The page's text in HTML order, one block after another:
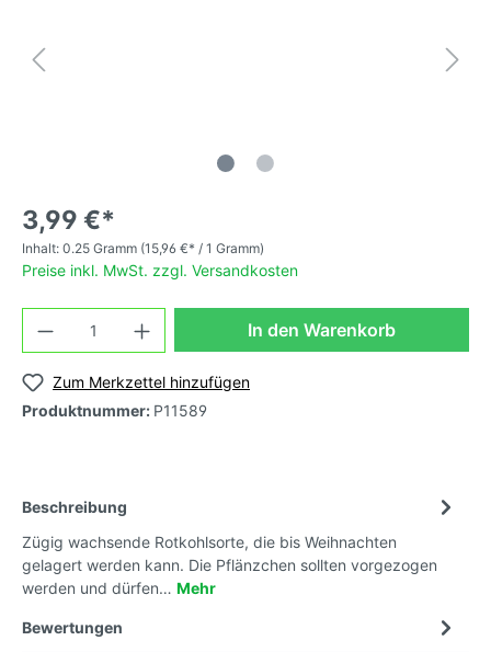
3,99 €*
Inhalt: 0.25 Gramm (15,96 €* / 1 Gramm)
Preise inkl. MwSt. zzgl. Versandkosten
In den Warenkorb
Zum Merkzettel hinzufügen
Produktnummer: P11589
Beschreibung
Zügig wachsende Rotkohlsorte, die bis Weihnachten
gelagert werden kann. Die Pflänzchen sollten vorgezogen
werden und dürfen… Mehr
Bewertungen